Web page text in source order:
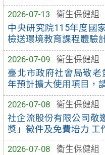
2026-07-13
衛生保健組
中央研究院115年度國
檢送環境教育課程體驗
2026-07-09
衛生保健組
臺北市政府社會局敬
年預計擴大使用項目，
2026-07-08
衛生保健組
社企流股份有限公司敬
獎」徵件及免費培力 工
2026-07-08
衛生保健組